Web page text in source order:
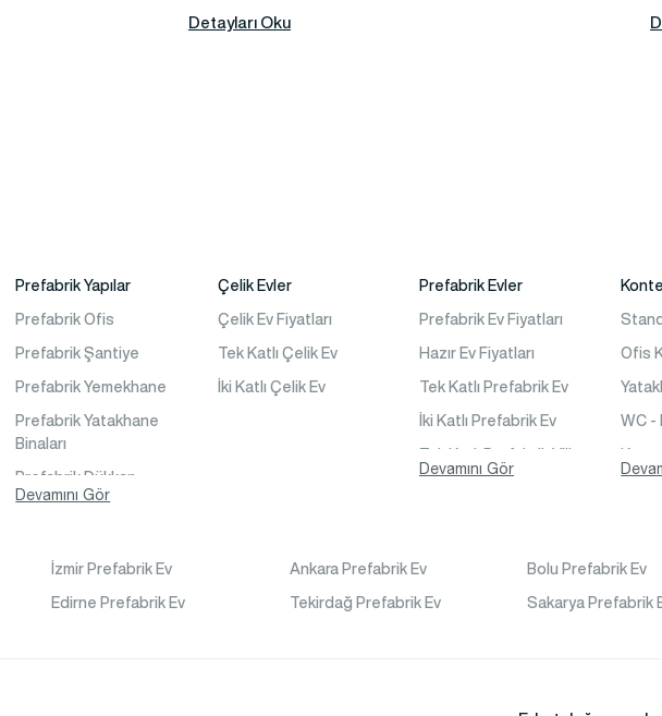
Detayları Oku
Prefabrik Yapılar
Prefabrik Ofis
Prefabrik Şantiye
Prefabrik Yemekhane
Prefabrik Yatakhane
Binaları
Prefabrik Dükkan
Prefabrik Kafeterya
Prefabrik Okul Binaları
Devamını Gör
Çelik Evler
Çelik Ev Fiyatları
Tek Katlı Çelik Ev
İki Katlı Çelik Ev
Prefabrik Evler
Prefabrik Ev Fiyatları
Hazır Ev Fiyatları
Tek Katlı Prefabrik Ev
İki Katlı Prefabrik Ev
Devamını Gör
Ofis
WC -
İzmir Prefabrik Ev Ankara Prefabrik Ev Bolu Prefabrik Ev
Edirne Prefabrik Ev Tekirdağ Prefabrik Ev Sakarya Prefabrik